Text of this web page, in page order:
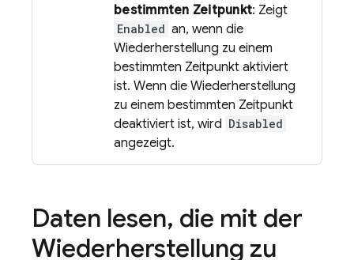
bestimmten Zeitpunkt: Zeigt
Enabled an, wenn die
Wiederherstellung zu einem
bestimmten Zeitpunkt aktiviert
ist. Wenn die Wiederherstellung
zu einem bestimmten Zeitpunkt
deaktiviert ist, wird Disabled
angezeigt.
Daten lesen, die mit der
Wiederherstellung zu